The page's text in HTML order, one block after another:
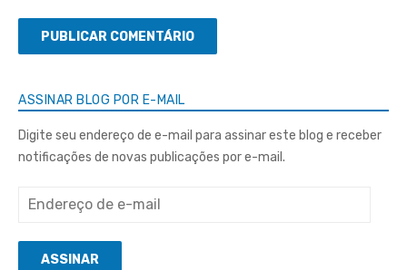
ASSINAR BLOG POR E-MAIL
Digite seu endereço de e-mail para assinar este blog e receber
notificações de novas publicações por e-mail.
Endereço
e-
mailASSINAR